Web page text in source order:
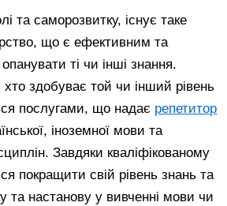
та саморозвитку, існує таке
що є ефективним та
ті чи інші знання.
здобуває той чи інший рівень
послугами, що надає репетитор
іноземної мови та
Завдяки кваліфікованому
покращити свій рівень знань та
та настанову у вивченні мови чи